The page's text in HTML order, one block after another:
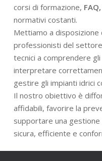
corsi di formazione, FAQ,
normativi costanti.
Mettiamo a disposizione
professionisti del
tecnici a comprendere
interpretare
gestire gli impianti idrici
Il nostro obiettivo è
affidabili, favorire la
supportare una
sicura, efficiente e